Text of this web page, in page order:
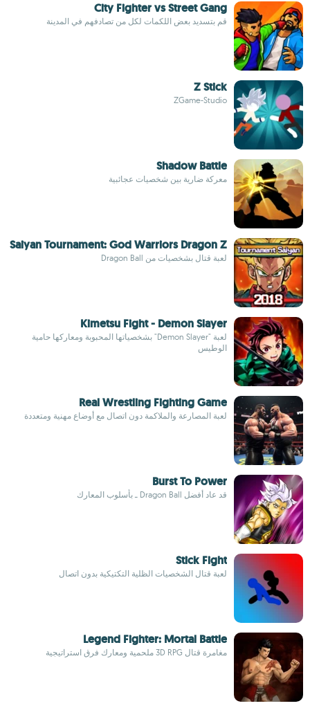
City Fighter vs Street Gang
قم بتسديد بعض اللكمات لكل من تصادفهم في المدينة
Z Stick
ZGame-Studio
Shadow Battle
معركة ضارية بين شخصيات عجائبية
Saiyan Tournament: God Warriors Dragon Z
لعبة قتال بشخصيات من Dragon Ball
Kimetsu Fight - Demon Slayer
لعبة "Demon Slayer" بشخصياتها المحبوبة ومعاركها حامية
الوطيس
Real Wrestling Fighting Game
لعبة المصارعة والملاكمة دون اتصال مع أوضاع مهنية ومتعددة
Burst To Power
قد عاد أفضل Dragon Ball ـ بأسلوب المعارك
Stick Fight
لعبة قتال الشخصيات الظلية التكتيكية بدون اتصال
Legend Fighter: Mortal Battle
مغامرة قتال 3D RPG ملحمية ومعارك فرق استراتيجية